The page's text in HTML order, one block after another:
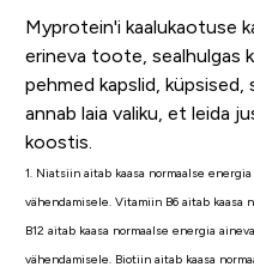
Myprotein'i kaalukaotuse
erineva toote, sealhulgas
pehmed kapslid, küpsised,
annab laia valiku, et leida
koostis.
1. Niatsiin aitab kaasa normaalse
vähendamisele. Vitamiin B6 aitab kaasa
B12 aitab kaasa normaalse energia
vähendamisele. Biotiin aitab kaasa